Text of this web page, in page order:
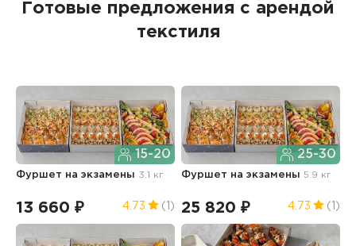
Готовые предложения с арендой
текстиля
15-20
Фуршет на экзамены 3.1 кг
13 660 ₽ 4.73 (1)
25-30
Фуршет на экзамены5.9 кг
25 820 ₽ 4.73 (1)